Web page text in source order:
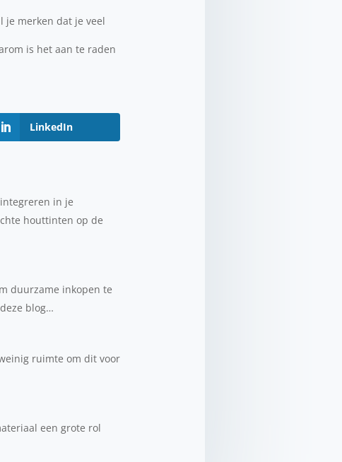
je merken dat je veel
is het aan te raden
LinkedIn
in je
houttinten op de
duurzame inkopen te
blog…
ruimte om dit voor
een grote rol